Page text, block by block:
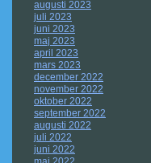
augusti 2023
juli 2023
juni 2023
maj 2023
april 2023
mars 2023
december 2022
november 2022
oktober 2022
september 2022
augusti 2022
juli 2022
juni 2022